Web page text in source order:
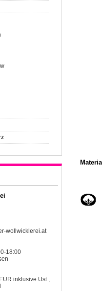
wollwicklerei.at
18:00
inklusive Ust.,